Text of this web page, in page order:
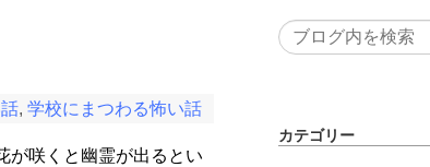
, 学校にまつわる怖い話
が咲くと幽霊が出るとい
カテゴリー